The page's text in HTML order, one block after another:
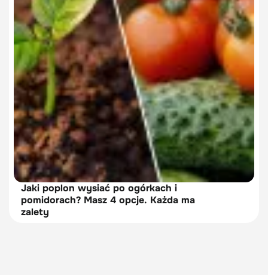
Jaki poplon wysiać po ogórkach i
pomidorach? Masz 4 opcje. Każda ma
zalety